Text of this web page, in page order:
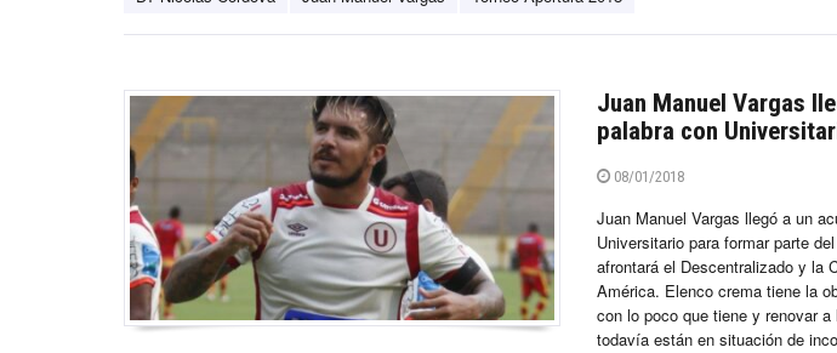
Juan Manuel Vargas
palabra con
08/01/2018
Juan Manuel Vargas llegó a un
Universitario para formar parte
afrontará el Descentralizado y la
América. Elenco crema tiene la
con lo poco que tiene y renovar
todavía están en situación de